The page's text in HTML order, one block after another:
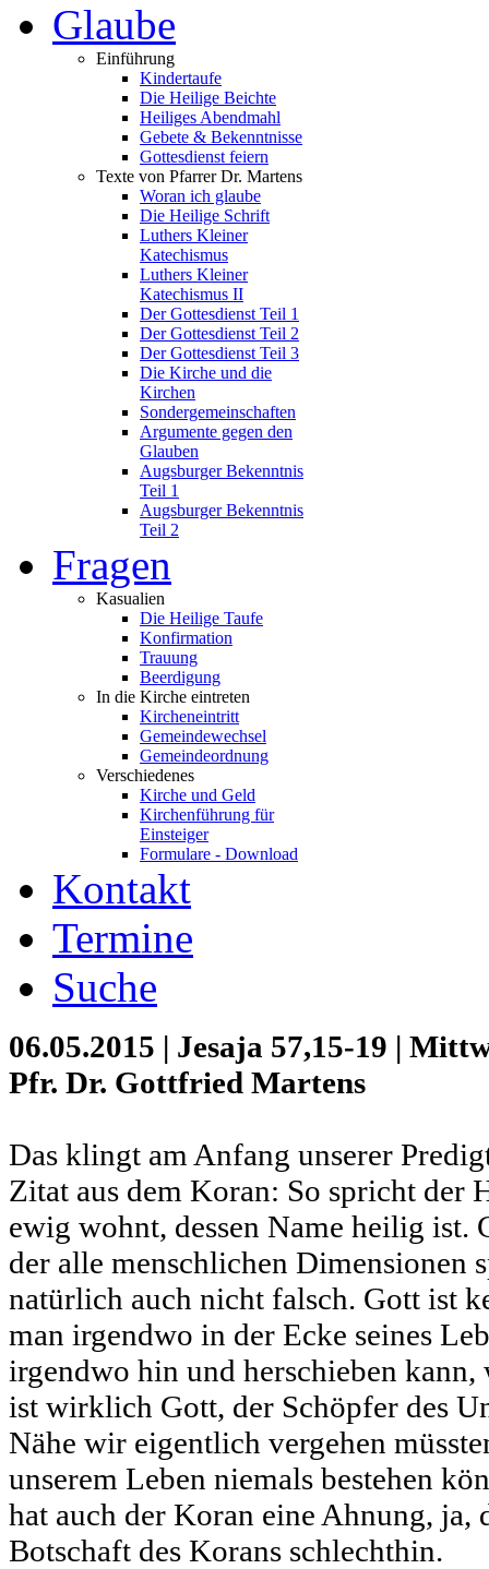
Glaube
Einführung
Kindertaufe
Die Heilige Beichte
Heiliges Abendmahl
Gebete & Bekenntnisse
Gottesdienst feiern
Texte von Pfarrer Dr. Martens
Woran ich glaube
Die Heilige Schrift
Luthers Kleiner
Katechismus
Luthers Kleiner
Katechismus II
Der Gottesdienst Teil 1
Der Gottesdienst Teil 2
Der Gottesdienst Teil 3
Die Kirche und die
Kirchen
Sondergemeinschaften
Argumente gegen den
Glauben
Augsburger Bekenntnis
Teil 1
Augsburger Bekenntnis
Teil 2
Fragen
Kasualien
Die Heilige Taufe
Konfirmation
Trauung
Beerdigung
In die Kirche eintreten
Kircheneintritt
Gemeindewechsel
Gemeindeordnung
Verschiedenes
Kirche und Geld
Kirchenführung für
Einsteiger
Formulare - Download
Kontakt
Termine
Suche
06.05.2015 | Jesaja 57,15-19 |
Pfr. Dr. Gottfried Martens
Das klingt am Anfang unserer
Zitat aus dem Koran: So spricht der
ewig wohnt, dessen Name heilig ist.
der alle menschlichen Dimensionen
natürlich auch nicht falsch. Gott ist
man irgendwo in der Ecke seines
irgendwo hin und herschieben kann,
ist wirklich Gott, der Schöpfer des
Nähe wir eigentlich vergehen
unserem Leben niemals bestehen
hat auch der Koran eine Ahnung, ja,
Botschaft des Korans schlechthin.